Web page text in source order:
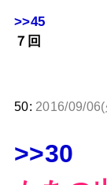
>>45
７回
50: 2016/09/
>>30